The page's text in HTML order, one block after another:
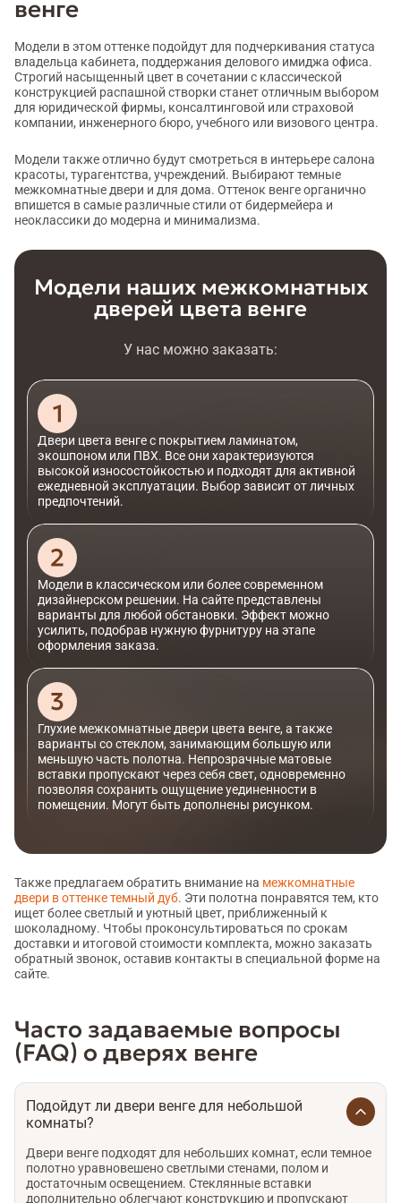
венге
Модели в этом оттенке подойдут для подчеркивания статуса
владельца кабинета, поддержания делового имиджа офиса.
Строгий насыщенный цвет в сочетании с классической
конструкцией распашной створки станет отличным выбором
для юридической фирмы, консалтинговой или страховой
компании, инженерного бюро, учебного или визового центра.
Модели также отлично будут смотреться в интерьере салона
красоты, турагентства, учреждений. Выбирают темные
межкомнатные двери и для дома. Оттенок венге органично
впишется в самые различные стили от бидермейера и
неоклассики до модерна и минимализма.
Модели наших межкомнатных
дверей цвета венге
У нас можно заказать:
Двери цвета венге с покрытием ламинатом,
экошпоном или ПВХ. Все они характеризуются
высокой износостойкостью и подходят для активной
ежедневной эксплуатации. Выбор зависит от личных
предпочтений.
Модели в классическом или более современном
дизайнерском решении. На сайте представлены
варианты для любой обстановки. Эффект можно
усилить, подобрав нужную фурнитуру на этапе
оформления заказа.
Глухие межкомнатные двери цвета венге, а также
варианты со стеклом, занимающим большую или
меньшую часть полотна. Непрозрачные матовые
вставки пропускают через себя свет, одновременно
позволяя сохранить ощущение уединенности в
помещении. Могут быть дополнены рисунком.
Также предлагаем обратить внимание на межкомнатные
двери в оттенке темный дуб. Эти полотна понравятся тем, кто
ищет более светлый и уютный цвет, приближенный к
шоколадному. Чтобы проконсультироваться по срокам
доставки и итоговой стоимости комплекта, можно заказать
обратный звонок, оставив контакты в специальной форме на
сайте.
Часто задаваемые вопросы
(FAQ) о дверях венге
Подойдут ли двери венге для небольшой
комнаты?
Двери венге подходят для небольших комнат, если темное
полотно уравновешено светлыми стенами, полом и
достаточным освещением. Стеклянные вставки
дополнительно облегчают конструкцию и пропускают